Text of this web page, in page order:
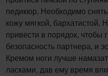
педикюр. Необходимо
кожу мягкой, бархатистой.
привести в порядок, чтобы
безопасность партнера, и
Кремом ноги лучше
ласками, дав ему время